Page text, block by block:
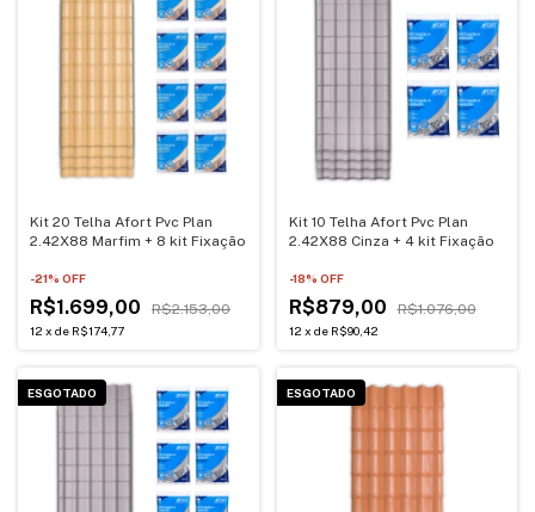
Kit 20 Telha Afort Pvc Plan
2.42X88 Marfim + 8 kit Fixação
-21% OFF
R$1.699,00 R$2.153,00
12 x de R$174,77
Kit 10 Telha Afort Pvc Plan
2.42X88 Cinza + 4 kit Fixação
-18% OFF
R$879,00 R$1.076,00
12 x de R$90,42
ESGOTADO ESGOTADO